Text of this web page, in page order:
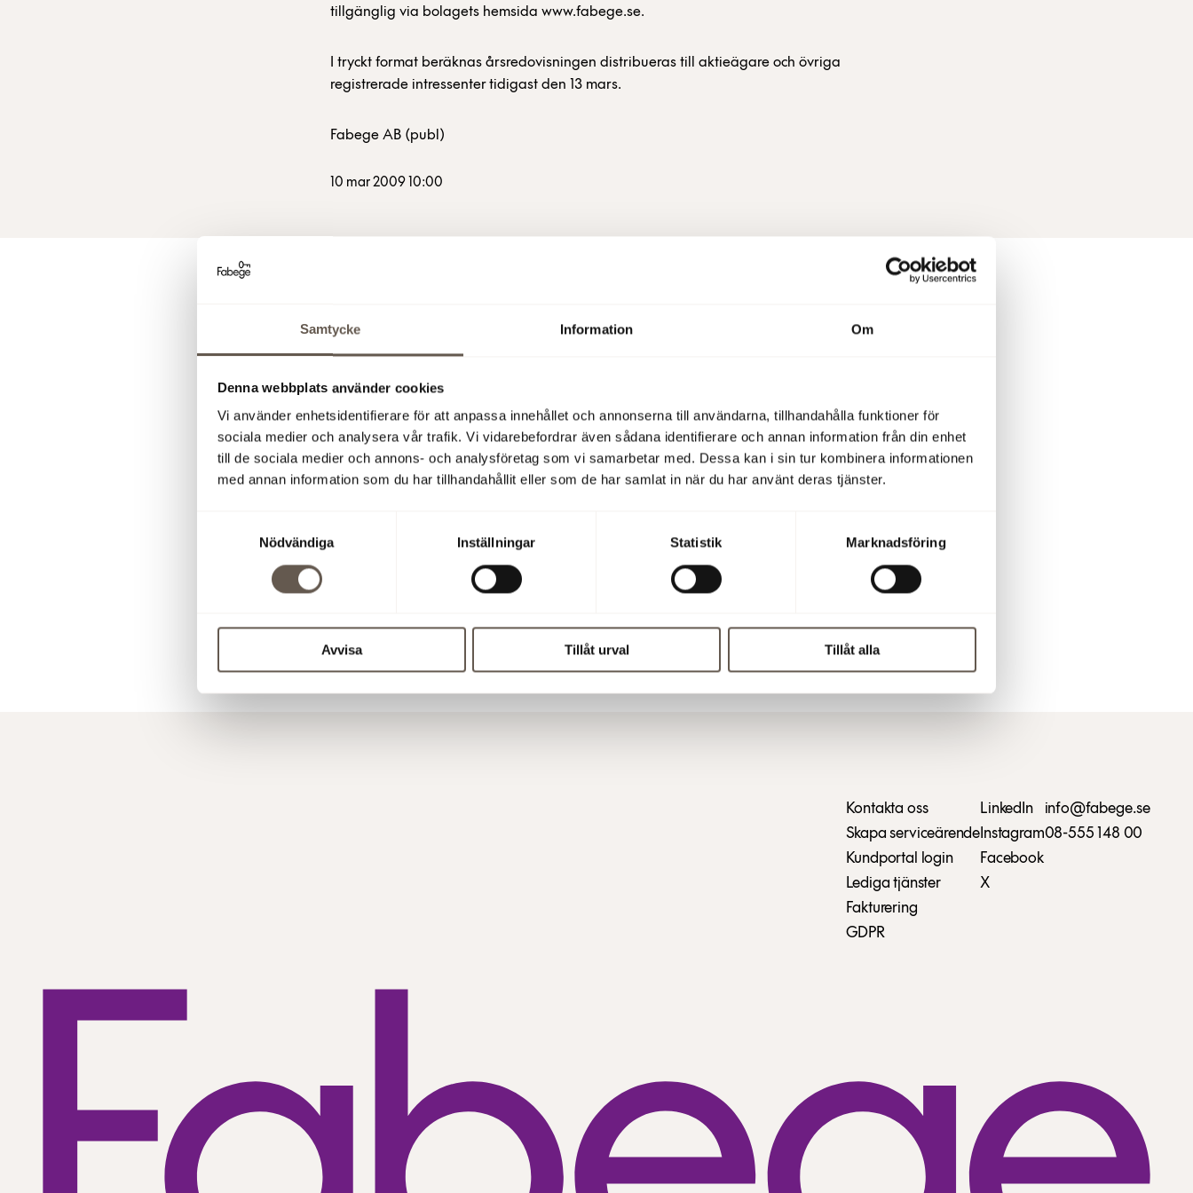
Samtycke Information Om
Denna webbplats använder cookies
Vi använder enhetsidentifierare för att anpassa innehållet och annonserna till användarna, tillhandahålla funktioner för
sociala medier och analysera vår trafik. Vi vidarebefordrar även sådana identifierare och annan information från din enhet
till de sociala medier och annons- och analysföretag som vi samarbetar med. Dessa kan i sin tur kombinera informationen
med annan information som du har tillhandahållit eller som de har samlat in när du har använt deras tjänster.
Nödvändiga
Inställningar Statistik Marknadsföring
Avvisa Tillåt urval Tillåt alla
tillgänglig via bolagets hemsida www.fabege.se.
I tryckt format beräknas årsredovisningen distribueras till aktieägare och övriga
registrerade intressenter tidigast den 13 mars.
Fabege AB (publ)
10 mar 2009 10:00
Christian Hermelin, VD, tel 08-555 148 25, 0733-87 18 25
Åsa Bergström, ekonomi- och finanschef, tel 08-555 148 29, 070-666 13 80
Mats Berg, informationschef, tel 08-555 148 20, 0733-87 18 20
offentliggöra enligt lagen om värdepappersmarknaden och/eller lag om handel
med finansiella instrument. Informationen lämnades för offentliggörande kl 10:00
Kontakta oss
Skapa serviceärende
Kundportal login
Lediga tjänster
Fakturering
GDPR
LinkedIn
Instagram
Facebook
X
info@fabege.se
08-555 148 00